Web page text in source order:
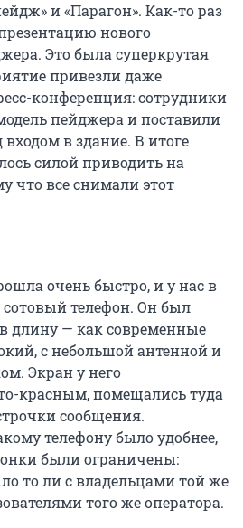
и «Парагон». Как-то раз
нового
Это была суперкрутая
привезли даже
конференция: сотрудники
пейджера и поставили
в здание. В итоге
силой приводить на
что все снимали этот
очень быстро, и у нас в
телефон. Он был
длину — как современные
с небольшой антенной и
Экран у него
красным, помещались туда
сообщения.
телефону было удобнее,
были ограничены:
то ли с владельцами той же
того же оператора.